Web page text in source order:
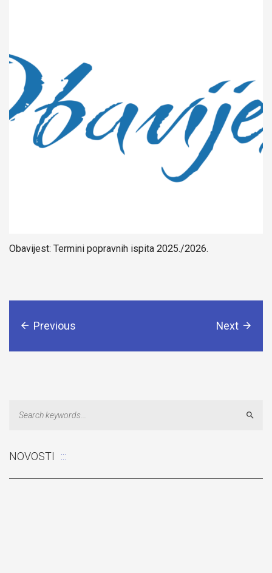
Obavijest: Termini popravnih ispita 2025./2026.
Previous Next
NOVOSTI